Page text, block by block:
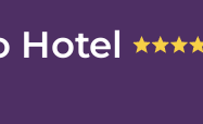
Hotel